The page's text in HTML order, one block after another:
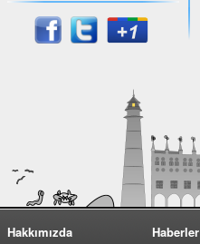
Hakkımızda
Haberler